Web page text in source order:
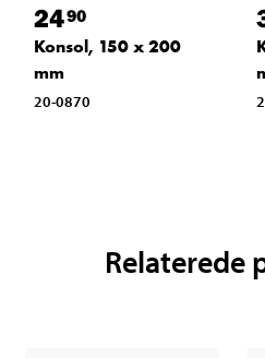
2490
Konsol, 150 x 200
mm
20-0870
Relaterede